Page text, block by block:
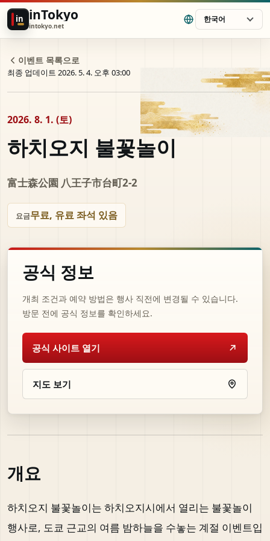
in inTokyo
intokyo.net
한국어
이벤트 목록으로
최종 업데이트 2026. 5. 4. 오후 03:00
2026. 8. 1. (토)
하치오지 불꽃놀이
富士森公園 八王子市台町2-2
요금무료, 유료 좌석 있음
공식 정보
개최 조건과 예약 방법은 행사 직전에 변경될 수 있습니다.
방문 전에 공식 정보를 확인하세요.
공식 사이트 열기
지도 보기
개요
하치오지 불꽃놀이는 하치오지시에서 열리는 불꽃놀이
행사로, 도쿄 근교의 여름 밤하늘을 수놓는 계절 이벤트입